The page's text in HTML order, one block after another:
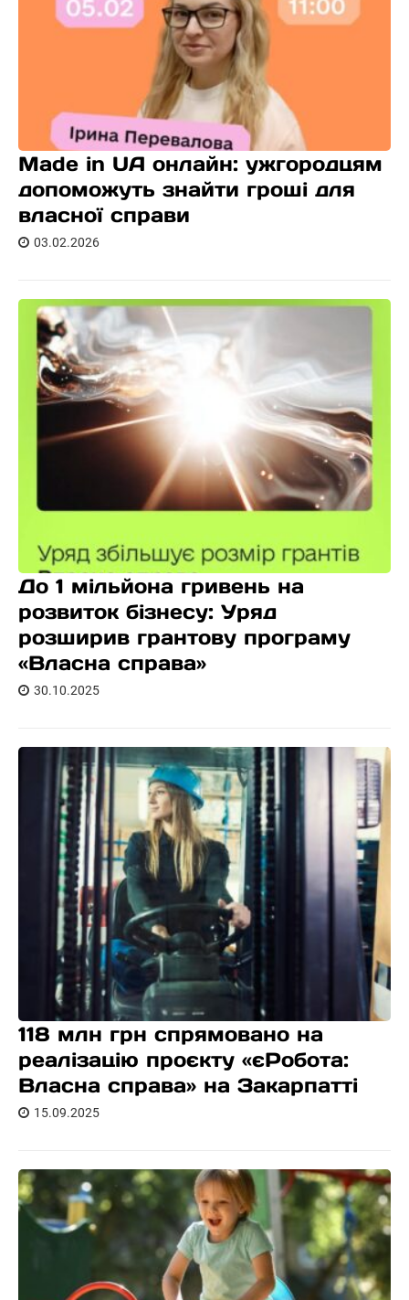
Made in UA онлайн: ужгородцям
допоможуть знайти гроші для
власної справи
03.02.2026
До 1 мільйона гривень на
розвиток бізнесу: Уряд
розширив грантову програму
«Власна справа»
30.10.2025
118 млн грн спрямовано на
реалізацію проєкту «єРобота:
Власна справа» на Закарпатті
15.09.2025